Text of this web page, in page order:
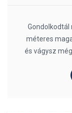
Gondolkodtál
méteres
és vágysz